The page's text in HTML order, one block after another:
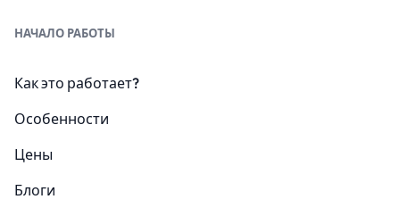
НАЧАЛО РАБОТЫ
Как это работает?
Особенности
Цены
Блоги